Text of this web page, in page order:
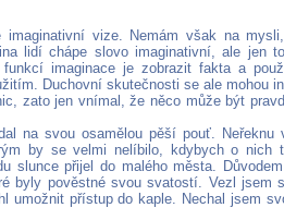
imaginativní vize. Nemám však na
lidí chápe slovo imaginativní, ale jen
imaginace je zobrazit fakta a
Duchovní skutečnosti se ale mohou
zato jen vnímal, že něco může být
na svou osamělou pěší pouť. Neřeknu
by se velmi nelíbilo, kdybych o nich
slunce přijel do malého města.
byly pověstné svou svatostí. Vezl jsem
umožnit přístup do kaple. Nechal jsem